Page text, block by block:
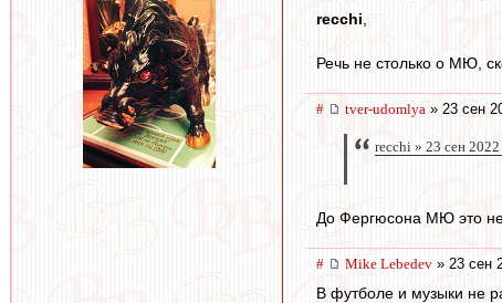
recchi
Речь не столько о МЮ,
# tver-udomlya » 23 сен
recchi » 23 сен
До Фергюсона МЮ это не
# Mike Lebedev » 23 сен
В футболе и музыки не